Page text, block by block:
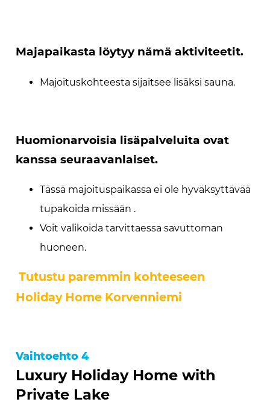
Majapaikasta löytyy nämä aktiviteetit.
Majoituskohteesta sijaitsee lisäksi sauna.
Huomionarvoisia lisäpalveluita ovat
kanssa seuraavanlaiset.
Tässä majoituspaikassa ei ole hyväksyttävää
tupakoida missään .
Voit valikoida tarvittaessa savuttoman
huoneen.
Tutustu paremmin kohteeseen
Holiday Home Korvenniemi
Vaihtoehto 4
Luxury Holiday Home with
Private Lake